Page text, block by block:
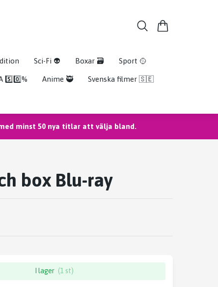
Sci-Fi 👽 Boxar 🗃️ Sport 🥎
5️⃣0️⃣% Anime 🥷 Svenska filmer 🇸🇪
minst 50 nya titlar att välja bland.
box Blu-ray
I lager (1 st)